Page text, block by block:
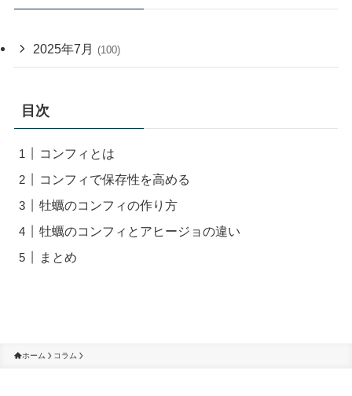
2025年7月 (100)
目次
コンフィとは
コンフィで保存性を高める
牡蠣のコンフィの作り方
牡蠣のコンフィとアヒージョの違い
まとめ
ホーム コラム